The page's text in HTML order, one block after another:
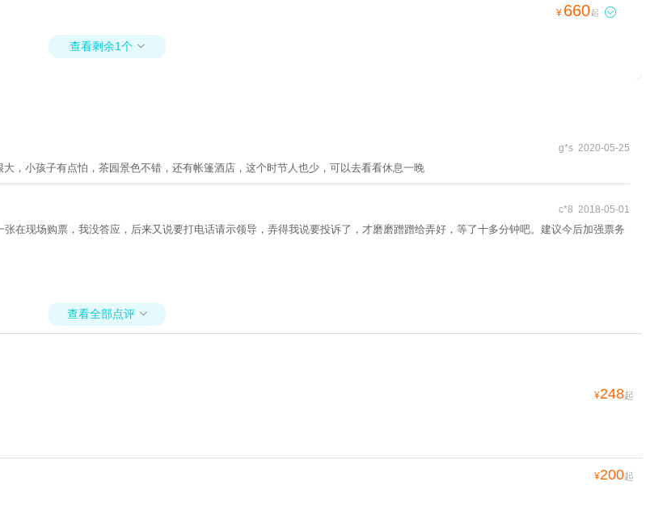
¥ 660起 
查看剩余1个 
g*s 2020-05-25
，小孩子有点怕，茶园景色不错，还有帐篷酒店，这个时节人也少，可以去看看休息一晚
c*8 2018-05-01
在现场购票，我没答应，后来又说要打电话请示领导，弄得我说要投诉了，才磨磨蹭蹭给弄好，等了十多分钟吧。建议今后加强票务
查看全部点评 
¥248起
¥200起